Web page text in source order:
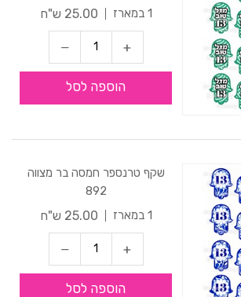
1 במארז
25.00 ש"ח
הוספה לסל
שקף טרנספר חמסה בר מצווה
892
1 במארז
25.00 ש"ח
הוספה לסל